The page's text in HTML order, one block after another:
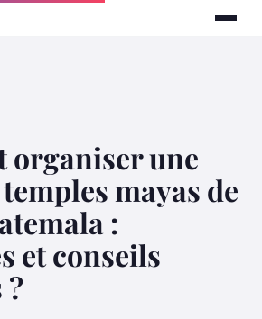
organiser une
mayas de
:
et conseils